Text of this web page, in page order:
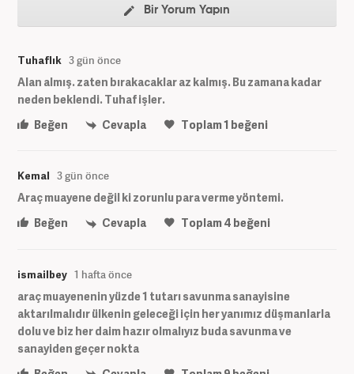
Bir Yorum Yapın
Tuhaflık 3 gün önce
Alan almış. zaten bırakacaklar az kalmış. Bu zamana kadar
neden beklendi. Tuhaf işler.
Beğen
Cevapla Toplam1 beğeni
Kemal 3 gün önce
Araç muayene değil ki zorunlu para verme yöntemi.
Beğen
Cevapla Toplam4 beğeni
ismailbey 1 hafta önce
araç muayenenin yüzde 1 tutarı savunma sanayisine
aktarılmalıdır ülkenin geleceği için her yanımız düşmanlarla
dolu ve biz her daim hazır olmalıyız buda savunma ve
sanayiden geçer nokta